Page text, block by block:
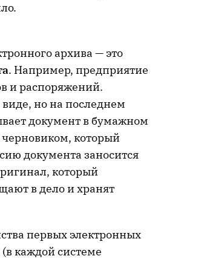
архива — это
. Например, предприятие
и распоряжений.
но на последнем
документ в бумажном
который
документа заносится
который
в дело и хранят
первых электронных
каждой системе